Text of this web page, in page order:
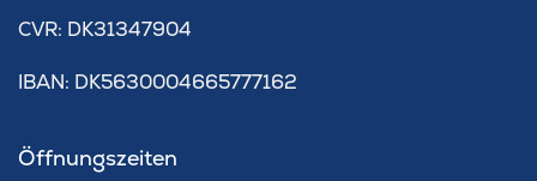
​CVR: DK31347904
IBAN: DK5630004665777162
Öffnungszeiten